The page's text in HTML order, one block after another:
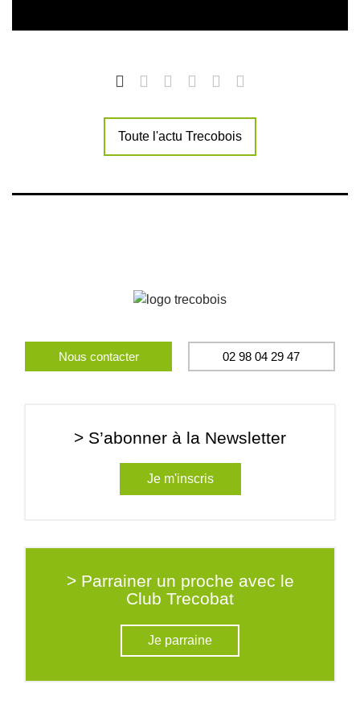
Toute l'actu Trecobois
Nous contacter 02 98 04 29 47
> S’abonner à la Newsletter
Je m'inscris
> Parrainer un proche avec le
Club Trecobat
Je parraine